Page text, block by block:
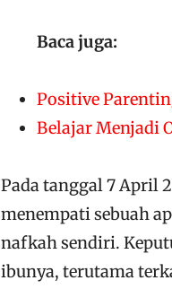
Baca juga:
Positive
Belajar Menjadi
Pada tanggal 7 April
menempati sebuah
nafkah sendiri.
ibunya, terutama